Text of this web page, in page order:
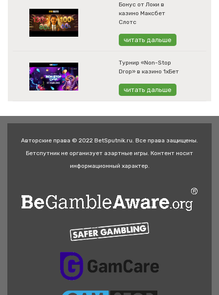
Бонус от Локи в
казино Максбет
Слотс
читать дальше
Турнир «Non-Stop
Drop» в казино 1хБет
читать дальше
Авторские права © 2022 BetSputnik.ru. Все права защищены.
Бетспутник не организует азартные игры. Контент носит
информационный характер.